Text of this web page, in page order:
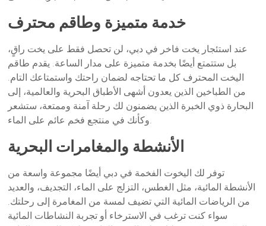
خدمة متميزة وطاقم محترف
عند استئجار يخت فاخر في دبي، لن تحصل فقط على يخت راقٍ،
بل ستتمتع أيضًا بخدمة متميزة على مدار الساعة. يقدم طاقم
اليخت المحترف كل ما تحتاجه لضمان راحتك واستمتاعك التام.
من الطباخين الذين يعدون أشهى الأطباق البحرية والعالمية، إلى
البحارة ذوي الخبرة الذين يضمنون لك رحلة آمنة وممتعة، ستشعر
وكأنك في منتجع فخم عائم على الماء.
الأنشطة والمغامرات البحرية
توفر لك اليخوت الفخمة في دبي أيضًا مجموعة واسعة من
الأنشطة المائية، مثل الغطس، التزلج على الماء، التجديف، والعديد
من الرياضات المائية التي تضيف لمسة من المغامرة إلى رحلتك.
سواء كنت ترغب في الاسترخاء أو تجربة النشاطات المائية